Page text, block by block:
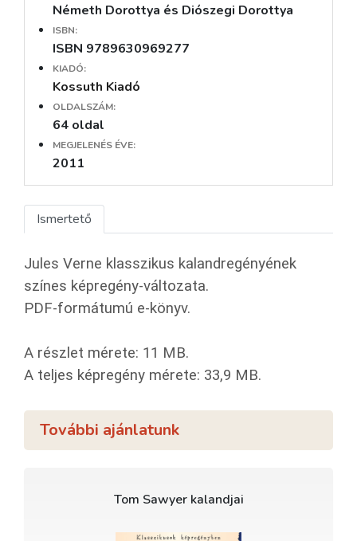
Németh Dorottya és Diószegi Dorottya
ISBN:
ISBN 9789630969277
KIADÓ:
Kossuth Kiadó
OLDALSZÁM:
64 oldal
MEGJELENÉS ÉVE:
2011
Ismertető
Jules Verne klasszikus kalandregényének
színes képregény-változata.
PDF-formátumú e-könyv.
A részlet mérete: 11 MB.
A teljes képregény mérete: 33,9 MB.
További ajánlatunk
Tom Sawyer kalandjai